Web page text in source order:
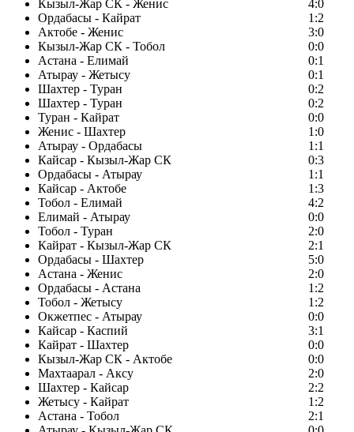
Кызыл-Жар СК - Женис
4:0
Ордабасы - Кайрат
1:2
Актобе - Женис
3:0
Кызыл-Жар СК - Тобол
0:0
Астана - Елимай
0:1
Атырау - Жетысу
0:1
Шахтер - Туран
0:2
Шахтер - Туран
0:2
Туран - Кайрат
0:0
Женис - Шахтер
1:0
Атырау - Ордабасы
1:1
Кайсар - Кызыл-Жар СК
0:3
Ордабасы - Атырау
1:1
Кайсар - Актобе
1:3
Тобол - Елимай
4:2
Елимай - Атырау
0:0
Тобол - Туран
2:0
Кайрат - Кызыл-Жар СК
2:1
Ордабасы - Шахтер
5:0
Астана - Женис
2:0
Ордабасы - Астана
1:2
Тобол - Жетысу
1:2
Окжетпес - Атырау
0:0
Кайсар - Каспий
3:1
Кайрат - Шахтер
0:0
Кызыл-Жар СК - Актобе
0:0
Махтаарал - Аксу
2:0
Шахтер - Кайсар
2:2
Жетысу - Кайрат
1:2
Астана - Тобол
2:1